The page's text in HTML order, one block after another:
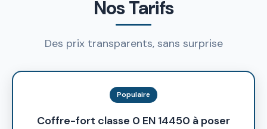
Nos Tarifs
Des prix transparents, sans surprise
Populaire
Coffre-fort classe 0 EN 14450 à poser